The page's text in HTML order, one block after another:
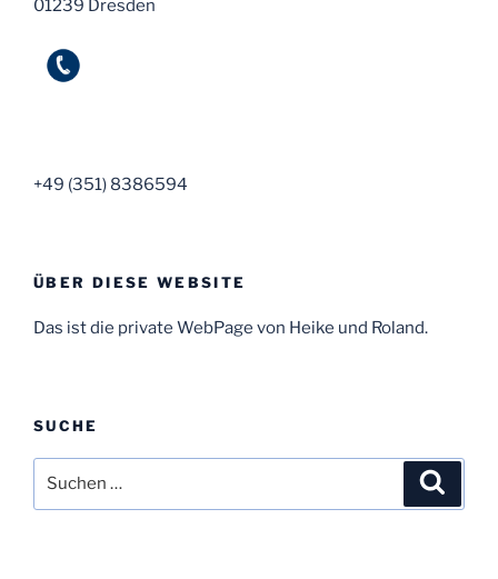
01239 Dresden
+49 (351) 8386594
ÜBER DIESE WEBSITE
Das ist die private WebPage von Heike und Roland.
SUCHE
nach: